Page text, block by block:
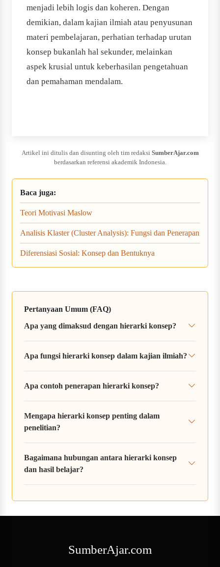
menjadi lebih logis dan koheren. Dengan
demikian, dalam kajian ilmiah atau penyusunan
materi pembelajaran, perhatian terhadap urutan
konsep bukanlah hal sekunder, melainkan
aspek krusial untuk keberhasilan pengetahuan
dan pemahaman mendalam.
Artikel ini ditulis dan disunting oleh tim redaksi SumberAjar.com
berdasarkan referensi akademik Indonesia.
Baca juga:
Teori Motivasi Maslow
Analisis Klaster (Cluster Analysis): Fungsi dan Penerapan
Diferensiasi Sosial: Konsep dan Bentuknya
Pertanyaan Umum (FAQ)
Apa yang dimaksud dengan hierarki konsep?
Apa fungsi hierarki konsep dalam kajian ilmiah?
Apa contoh penerapan hierarki konsep?
Mengapa hierarki konsep penting dalam
penelitian?
Bagaimana hubungan antara hierarki konsep
dan hasil belajar?
SumberAjar.com